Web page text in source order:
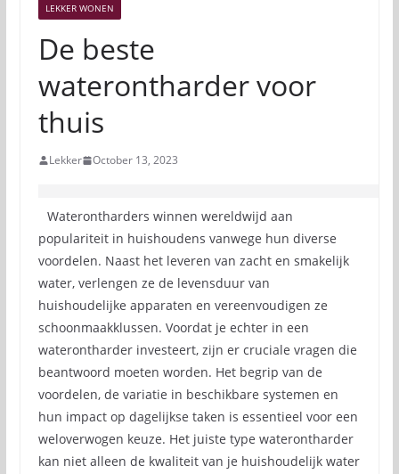
LEKKER WONEN
De beste
waterontharder voor
thuis
Lekker October 13, 2023
Waterontharders winnen wereldwijd aan
populariteit in huishoudens vanwege hun diverse
voordelen. Naast het leveren van zacht en smakelijk
water, verlengen ze de levensduur van
huishoudelijke apparaten en vereenvoudigen ze
schoonmaakklussen. Voordat je echter in een
waterontharder investeert, zijn er cruciale vragen die
beantwoord moeten worden. Het begrip van de
voordelen, de variatie in beschikbare systemen en
hun impact op dagelijkse taken is essentieel voor een
weloverwogen keuze. Het juiste type waterontharder
kan niet alleen de kwaliteit van je huishoudelijk water